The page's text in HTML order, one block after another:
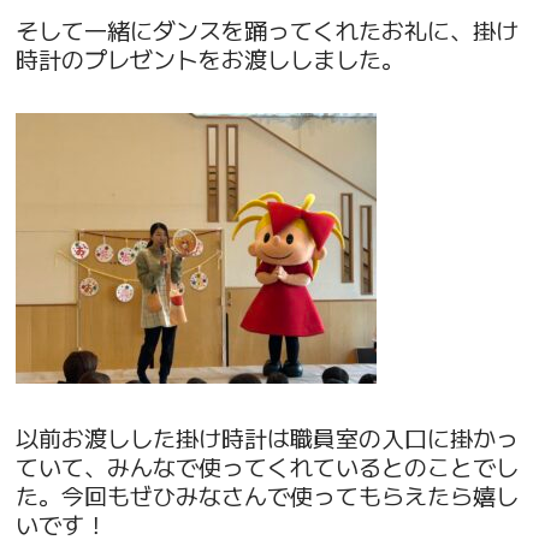
そして一緒にダンスを踊ってくれたお礼に、掛け
時計のプレゼントをお渡ししました。
以前お渡しした掛け時計は職員室の入口に掛かっ
ていて、みんなで使ってくれているとのことでし
た。今回もぜひみなさんで使ってもらえたら嬉し
いです！